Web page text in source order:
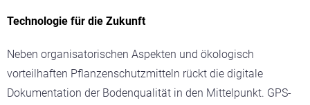
Technologie für die Zukunft
Neben organisatorischen Aspekten und ökologisch
vorteilhaften Pflanzenschutzmitteln rückt die digitale
Dokumentation der Bodenqualität in den Mittelpunkt. GPS-